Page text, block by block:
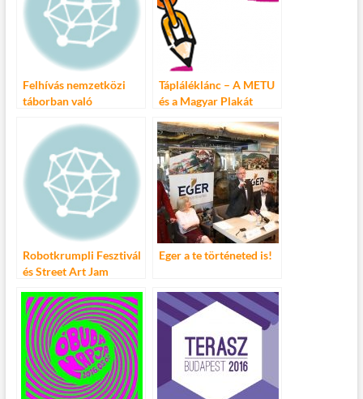
Felhívás nemzetközi
táborban való
Creative, Be European –
Let’s-BD!
Tápláléklánc – A METU
és a Magyar Plakát
pályázati felhívása
Robotkrumpli Fesztivál
és Street Art Jam
szeptember 5-6.
Eger a te történeted is!